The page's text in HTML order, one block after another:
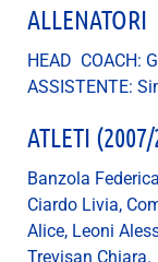
ALLENATORI
HEAD COACH:
ASSISTENTE:
ATLETI
Banzola
Ciardo Livia,
Alice, Leoni
Trevisan Chiara.